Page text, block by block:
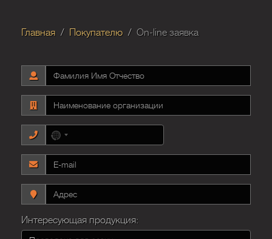
Главная Покупателю On-line заявка
No
selected
Интересующая продукция: